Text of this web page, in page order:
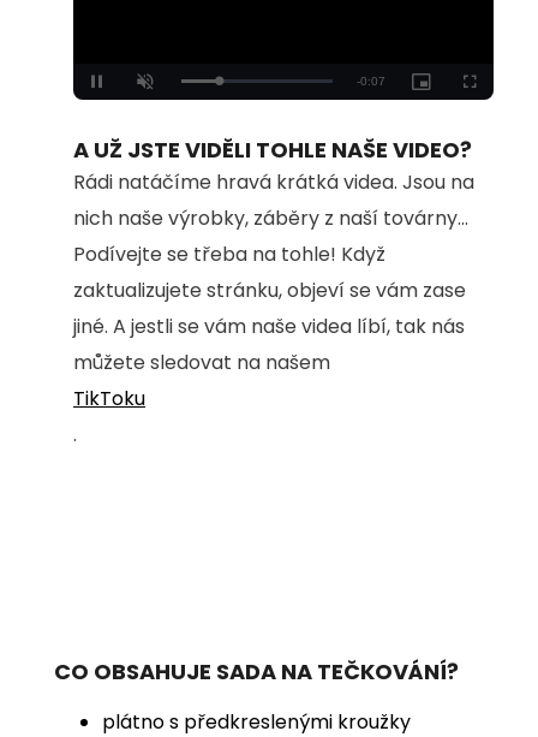
Unmute Loaded:
100.00%
A UŽ JSTE VIDĚLI TOHLE NAŠE VIDEO?
Rádi natáčíme hravá krátká videa. Jsou na
nich naše výrobky, záběry z naší továrny...
Podívejte se třeba na tohle! Když
zaktualizujete stránku, objeví se vám zase
jiné. A jestli se vám naše videa líbí, tak nás
můžete sledovat na našem
TikToku
.
CO OBSAHUJE SADA NA TEČKOVÁNÍ?
plátno s předkreslenými kroužky